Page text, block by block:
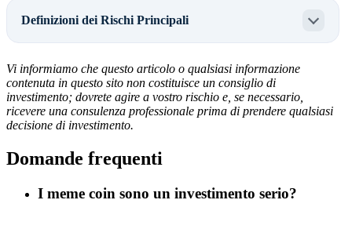
Definizioni dei Rischi Principali
Vi informiamo che questo articolo o qualsiasi informazione
contenuta in questo sito non costituisce un consiglio di
investimento; dovrete agire a vostro rischio e, se necessario,
ricevere una consulenza professionale prima di prendere qualsiasi
decisione di investimento.
Domande frequenti
I meme coin sono un investimento serio?